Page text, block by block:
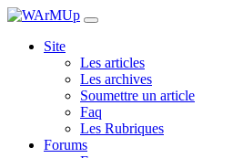
Site
Les articles
Les archives
Soumettre un article
Faq
Les Rubriques
Forums